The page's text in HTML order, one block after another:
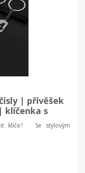
| přívěšek
klíčenka s
klíče? Se stylovým